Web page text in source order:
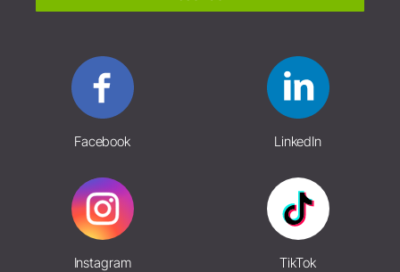
Facebook LinkedIn
Instagram TikTok